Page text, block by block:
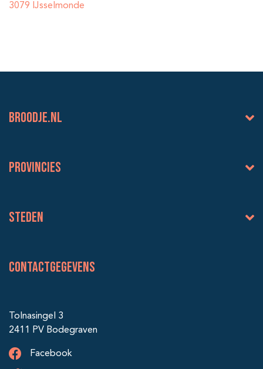
3079 IJsselmonde
BROODJE.NL
Provincies
Steden
Contactgegevens
Tolnasingel 3
2411 PV Bodegraven
Facebook